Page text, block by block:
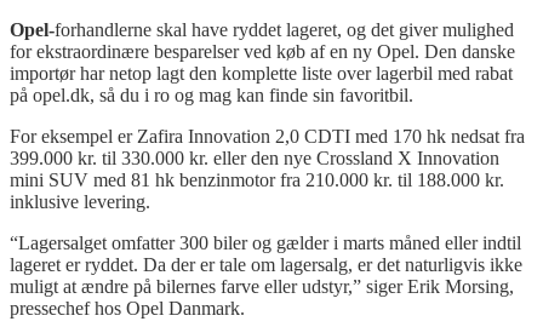
Opel-forhandlerne skal have ryddet lageret, og det giver mulighed
for ekstraordinære besparelser ved køb af en ny Opel. Den danske
importør har netop lagt den komplette liste over lagerbil med rabat
på opel.dk, så du i ro og mag kan finde sin favoritbil.
For eksempel er Zafira Innovation 2,0 CDTI med 170 hk nedsat fra
399.000 kr. til 330.000 kr. eller den nye Crossland X Innovation
mini SUV med 81 hk benzinmotor fra 210.000 kr. til 188.000 kr.
inklusive levering.
“Lagersalget omfatter 300 biler og gælder i marts måned eller indtil
lageret er ryddet. Da der er tale om lagersalg, er det naturligvis ikke
muligt at ændre på bilernes farve eller udstyr,” siger Erik Morsing,
pressechef hos Opel Danmark.